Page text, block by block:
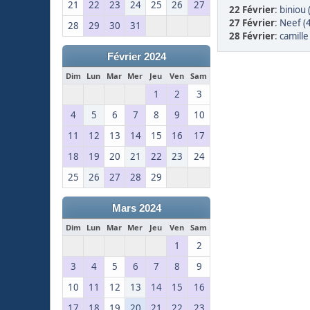
21 22 23 24 25 26
27
28
29 30 31
Février 2024
Dim Lun Mar Mer Jeu Ven Sam
1 2
3
4
5 6 7 8 9
10
11
12 13 14 15 16
17
18
19 20 21 22 23
24
25
26 27 28 29
Mars 2024
Dim Lun Mar Mer Jeu Ven Sam
1
2
3
4 5 6 7 8
9
10
11 12 13 14 15
16
22 Février: biniou
27 Février: Neef
28 Février: